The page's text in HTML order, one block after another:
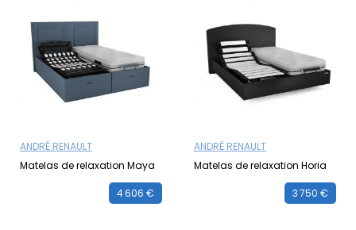
ANDRÉ RENAULT
Matelas de relaxation Maya
4 606 €
ANDRÉ RENAULT
Matelas de relaxation Horia
3 750 €